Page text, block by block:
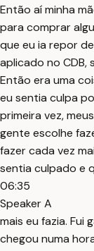
Então aí minha
para comprar
que eu ia repor
aplicado no CDB,
Então era uma
eu sentia culpa
primeira vez,
gente escolhe
fazer cada vez
sentia culpado e
06:35
Speaker A
mais eu fazia. Fui
chegou numa